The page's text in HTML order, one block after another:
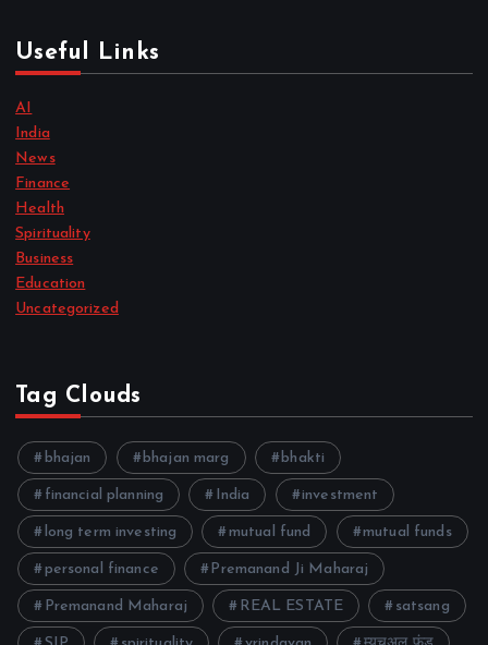
Useful Links
AI
India
News
Finance
Health
Spirituality
Business
Education
Uncategorized
Tag Clouds
bhajan bhajan marg bhakti
financial planning India investment
long term investing mutual fund mutual funds
personal finance Premanand Ji Maharaj
Premanand Maharaj REAL ESTATE satsang